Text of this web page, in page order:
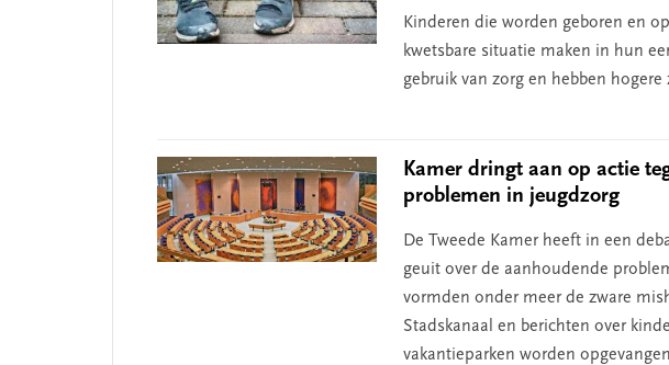
Kinderen die worden geboren en
kwetsbare situatie maken in hun
gebruik van zorg en hebben hogere
Kamer dringt aan op actie
problemen in jeugdzorg
De Tweede Kamer heeft in een
geuit over de aanhoudende
vormden onder meer de zware
Stadskanaal en berichten over
vakantieparken worden